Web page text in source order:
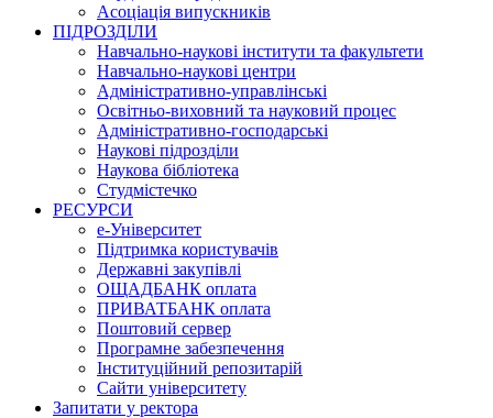
Асоціація випускників
ПІДРОЗДІЛИ
Навчально-наукові інститути та факультети
Навчально-наукові центри
Адміністративно-управлінські
Освітньо-виховний та науковий процес
Адміністративно-господарські
Наукові підрозділи
Наукова бібліотека
Студмістечко
РЕСУРСИ
е-Університет
Підтримка користувачів
Державні закупівлі
ОЩАДБАНК оплата
ПРИВАТБАНК оплата
Поштовий сервер
Програмне забезпечення
Інституційний репозитарій
Сайти університету
Запитати у ректора